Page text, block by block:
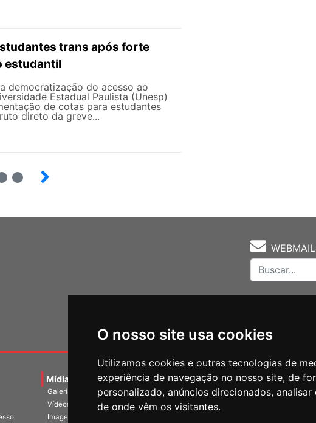
O nosso site usa cookies
Utilizamos cookies e outras tecnologias de
experiência de navegação no nosso site, de
personalizado, anúncios direcionados,
de onde vêm os visitantes.
trans após forte
estudantil
democratização do acesso ao
Estadual Paulista (Unesp)
de cotas para estudantes
direto da greve...
WEBMAIL
Mídias
Galerias
Vídeos
Imagens
Agenda Notícias Notas Técnicas